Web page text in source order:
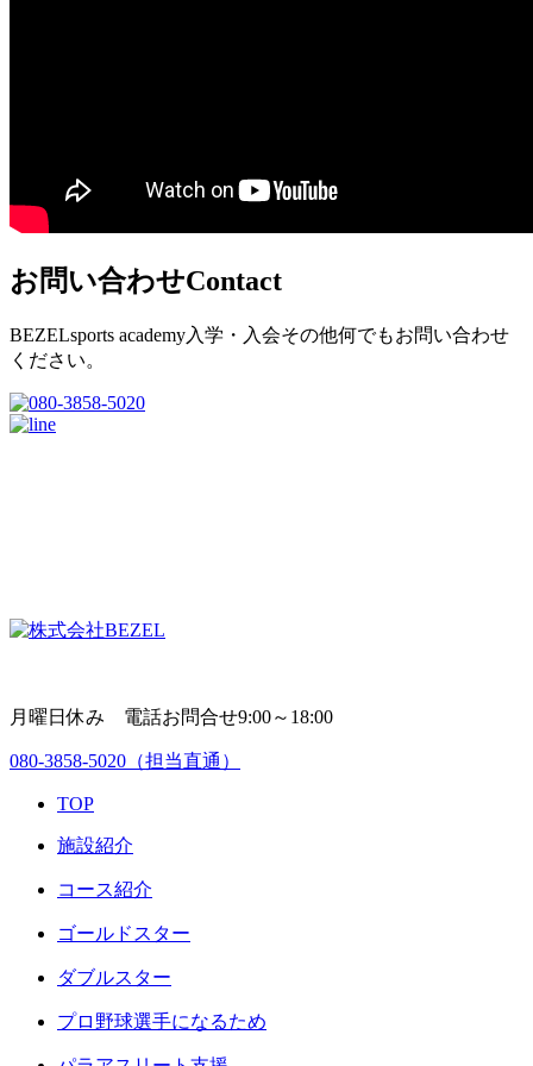
お問い合わせContact
BEZELsports academy入学・入会その他何でもお問い合わせ
ください。
月曜日休み 電話お問合せ9:00～18:00
080-3858-5020 （担当直通）
TOP
施設紹介
コース紹介
ゴールドスター
ダブルスター
プロ野球選手になるため